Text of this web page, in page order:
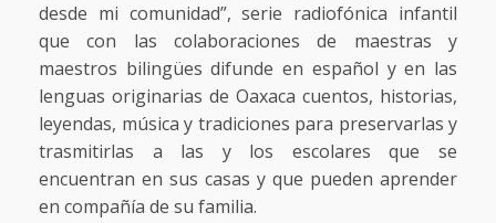
desde mi comunidad”, serie radiofónica infantil
que con las colaboraciones de maestras y
maestros bilingües difunde en español y en las
lenguas originarias de Oaxaca cuentos, historias,
leyendas, música y tradiciones para preservarlas y
trasmitirlas a las y los escolares que se
encuentran en sus casas y que pueden aprender
en compañía de su familia.